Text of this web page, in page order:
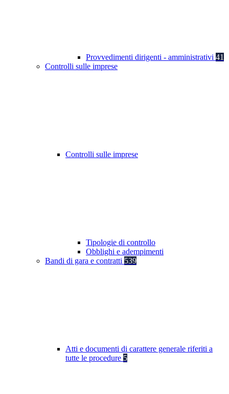
Provvedimenti dirigenti - amministrativi 41
Controlli sulle imprese
Controlli sulle imprese
Tipologie di controllo
Obblighi e adempimenti
Bandi di gara e contratti 539
Atti e documenti di carattere generale riferiti a
tutte le procedure 5